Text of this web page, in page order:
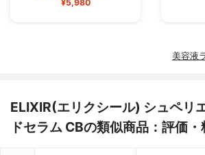
¥5,980
美容液
ELIXIR(エリクシール) シュペリ
ドセラム CBの類似商品：評価